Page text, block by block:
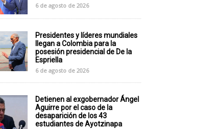
6 de agosto de 2026
Presidentes y líderes mundiales
llegan a Colombia para la
posesión presidencial de De la
Espriella
6 de agosto de 2026
Detienen al exgobernador Ángel
Aguirre por el caso de la
desaparición de los 43
estudiantes de Ayotzinapa